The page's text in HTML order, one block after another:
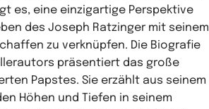
es, eine einzigartige Perspektive
des Joseph Ratzinger mit seinem
zu verknüpfen. Die Biografie
präsentiert das große
Papstes. Sie erzählt aus seinem
Höhen und Tiefen in seinem